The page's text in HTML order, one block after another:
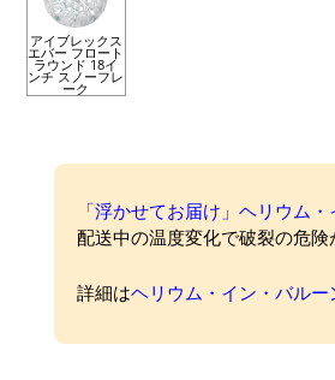
アイブレックス
エバー フロート
ラウンド 18イ
ンチ スノーフレ
ーク
「浮かせてお届け」ヘリウム
配送中の温度変化で破裂の危険
詳細はヘリウム・イン・バルー